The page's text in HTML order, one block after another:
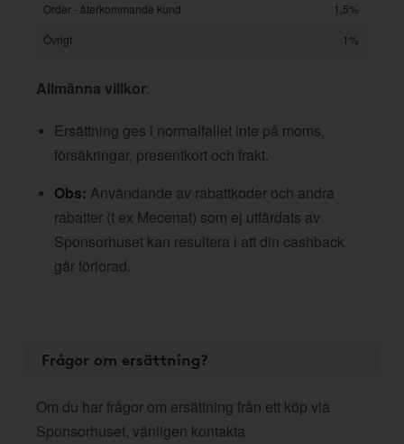
Order - återkommande kund
1,5%
Övrigt
1%
Allmänna villkor:
Ersättning ges i normalfallet inte på moms,
försäkringar, presentkort och frakt.
Obs: Användande av rabattkoder och andra
rabatter (t ex Mecenat) som ej utfärdats av
Sponsorhuset kan resultera i att din cashback
går förlorad.
Frågor om ersättning?
Om du har frågor om ersättning från ett köp via
Sponsorhuset, vänligen kontakta